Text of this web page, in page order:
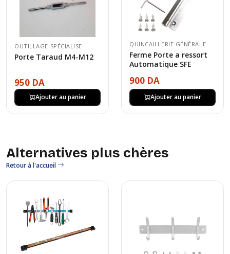
OUTILLAGE SPÉCIALISE
Porte Taraud M4-M12
950 DA
Ajouter au panier
QUINCAILLERIE GÉNÉRALE
Ferme Porte a ressort
Automatique SFE
900 DA
Ajouter au panier
Alternatives plus chères
Retour à l'accueil